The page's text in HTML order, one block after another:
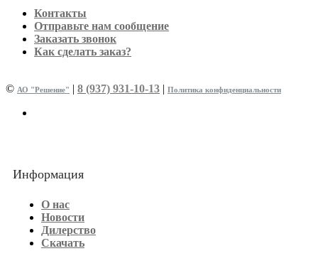
Контакты
Отправьте нам сообщение
Заказать звонок
Как сделать заказ?
© АО "Решение" | 8 (937) 931-10-13 | Политика конфиденциальности
Информация
О нас
Новости
Дилерство
Скачать